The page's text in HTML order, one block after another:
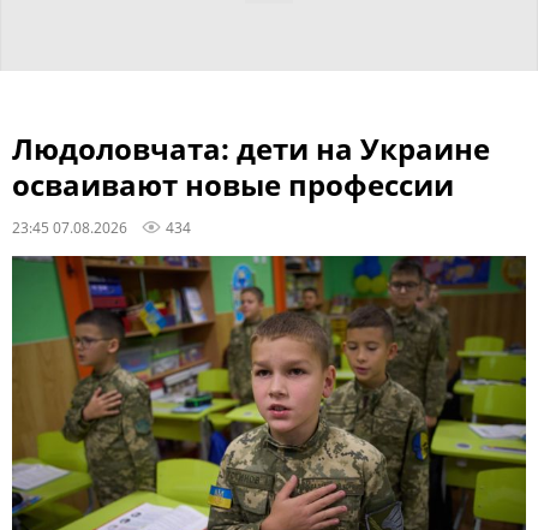
Людоловчата: дети на Украине
осваивают новые профессии
23:45 07.08.2026 434